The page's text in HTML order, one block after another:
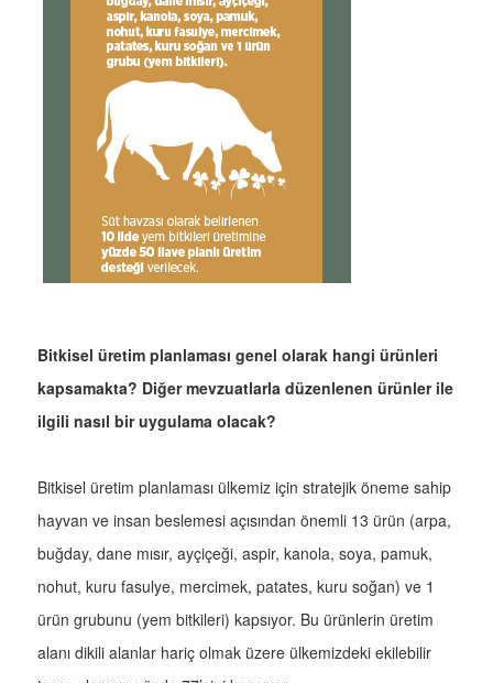
Bitkisel üretim planlaması genel olarak hangi ürünleri
kapsamakta? Diğer mevzuatlarla düzenlenen ürünler ile
ilgili nasıl bir uygulama olacak?
Bitkisel üretim planlaması ülkemiz için stratejik öneme sahip
hayvan ve insan beslemesi açısından önemli 13 ürün (arpa,
buğday, dane mısır, ayçiçeği, aspir, kanola, soya, pamuk,
nohut, kuru fasulye, mercimek, patates, kuru soğan) ve 1
ürün grubunu (yem bitkileri) kapsıyor. Bu ürünlerin üretim
alanı dikili alanlar hariç olmak üzere ülkemizdeki ekilebilir